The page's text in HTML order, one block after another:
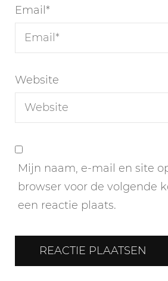
Email *
Website
Mijn naam, e-mail en site
browser voor de volgende
een reactie plaats.